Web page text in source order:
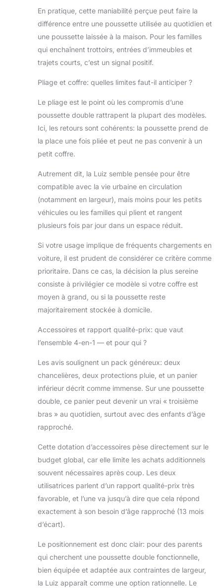
En pratique, cette maniabilité perçue peut faire la
différence entre une poussette utilisée au quotidien et
une poussette laissée à la maison. Pour les familles
qui enchaînent trottoirs, entrées d’immeubles et
trajets courts, c’est un signal positif.
Pliage et coffre: quelles limites faut-il anticiper ?
Le pliage est le point où les compromis d’une
poussette double rattrapent la plupart des modèles.
Ici, les retours sont cohérents: la poussette prend de
la place une fois pliée et peut ne pas convenir à un
petit coffre.
Autrement dit, la Luiz semble pensée pour être
compatible avec la vie urbaine en circulation
(notamment en largeur), mais moins pour les petits
véhicules ou les familles qui plient et rangent
plusieurs fois par jour dans un espace réduit.
Si votre usage implique de fréquents chargements en
voiture, il est prudent de considérer ce critère comme
prioritaire. Dans ce cas, la décision la plus sereine
consiste à privilégier ce modèle si votre coffre est
moyen à grand, ou si la poussette reste
majoritairement stockée à domicile.
Accessoires et rapport qualité-prix: que vaut
l’ensemble 4-en-1 — et pour qui ?
Les avis soulignent un pack généreux: deux
chancelières, deux protections pluie, et un panier
inférieur décrit comme immense. Sur une poussette
double, ce panier peut devenir un vrai « troisième
bras » au quotidien, surtout avec des enfants d’âge
rapproché.
Cette dotation d’accessoires pèse directement sur le
budget global, car elle limite les achats additionnels
souvent nécessaires après coup. Les deux
utilisatrices parlent d’un rapport qualité-prix très
favorable, et l’une va jusqu’à dire que cela répond
exactement à son besoin d’âge rapproché (13 mois
d’écart).
Le positionnement est donc clair: pour des parents
qui cherchent une poussette double fonctionnelle,
bien équipée et adaptée aux contraintes de largeur,
la Luiz apparaît comme une option rationnelle. Le